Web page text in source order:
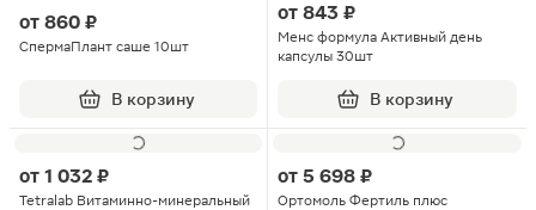
от 860 ₽
СпермаПлант саше 10шт
В корзину
от 843 ₽
Менс формула Активный день
капсулы 30шт
В корзину
от 1 032 ₽
Tetralab Витаминно-минеральный
от 5 698 ₽
Ортомоль Фертиль плюс